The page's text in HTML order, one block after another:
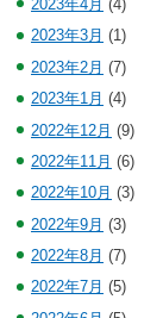
2023年4月 (4)
2023年3月 (1)
2023年2月 (7)
2023年1月 (4)
2022年12月 (9)
2022年11月 (6)
2022年10月 (3)
2022年9月 (3)
2022年8月 (7)
2022年7月 (5)